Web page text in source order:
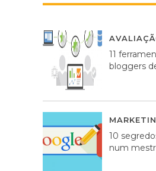
11
bloggers
10
num